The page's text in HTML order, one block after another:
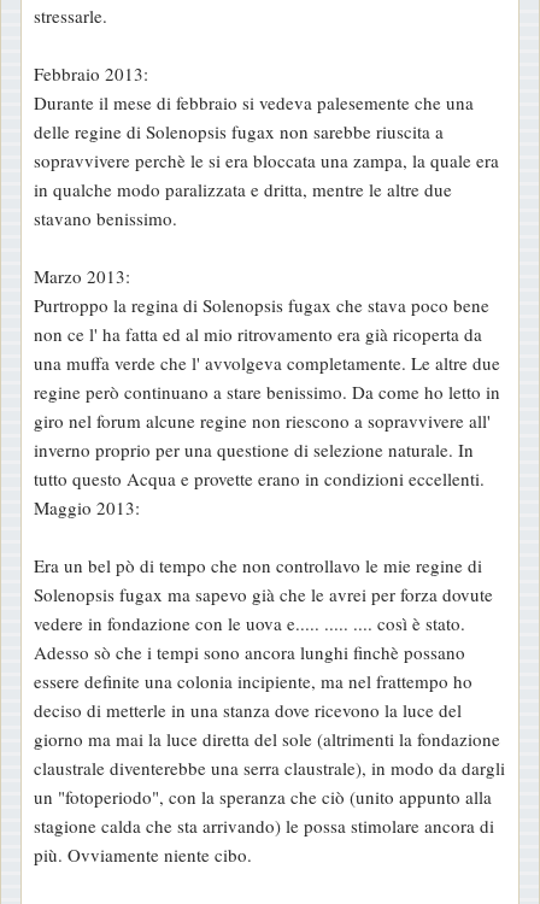
stressarle.
Febbraio 2013:
Durante il mese di febbraio si vedeva palesemente che una
delle regine di Solenopsis fugax non sarebbe riuscita a
sopravvivere perchè le si era bloccata una zampa, la quale era
in qualche modo paralizzata e dritta, mentre le altre due
stavano benissimo.
Marzo 2013:
Purtroppo la regina di Solenopsis fugax che stava poco bene
non ce l' ha fatta ed al mio ritrovamento era già ricoperta da
una muffa verde che l' avvolgeva completamente. Le altre due
regine però continuano a stare benissimo. Da come ho letto in
giro nel forum alcune regine non riescono a sopravvivere all'
inverno proprio per una questione di selezione naturale. In
tutto questo Acqua e provette erano in condizioni eccellenti.
Maggio 2013:
Era un bel pò di tempo che non controllavo le mie regine di
Solenopsis fugax ma sapevo già che le avrei per forza dovute
vedere in fondazione con le uova e..... ..... .... così è stato.
Adesso sò che i tempi sono ancora lunghi finchè possano
essere definite una colonia incipiente, ma nel frattempo ho
deciso di metterle in una stanza dove ricevono la luce del
giorno ma mai la luce diretta del sole (altrimenti la fondazione
claustrale diventerebbe una serra claustrale), in modo da dargli
un "fotoperiodo", con la speranza che ciò (unito appunto alla
stagione calda che sta arrivando) le possa stimolare ancora di
più. Ovviamente niente cibo.